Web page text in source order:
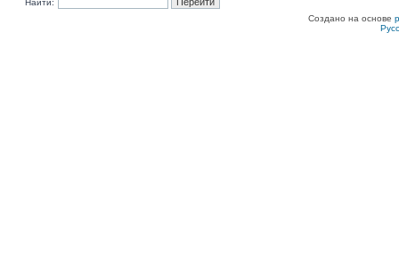
Найти:
Создано на основе